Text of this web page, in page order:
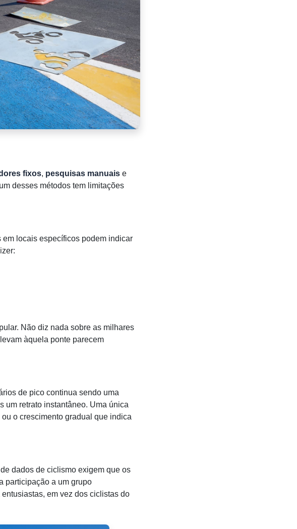
fixos, pesquisas manuaise
desses métodos tem limitações
locais específicos podem indicar
Não diz nada sobre as milhares
àquela ponte parecem
de pico continua sendo uma
um retrato instantâneo. Uma única
o crescimento gradual que indica
dados de ciclismo exigem que os
participação a um grupo
em vez dos ciclistas do